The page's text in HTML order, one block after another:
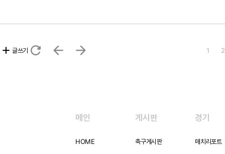
add 글쓰기 refresh arrow_back arrow_forward 1 2
메인
HOME
게시판
축구게시판
경기
매치리포트